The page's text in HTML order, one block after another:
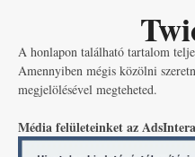
A honlapon található tartalom
Amennyiben mégis közölni
megjelölésével megteheted.
Média felületeinket az